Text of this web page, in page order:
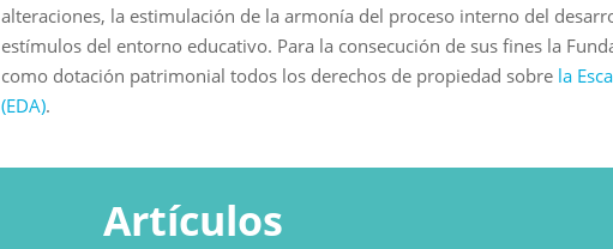
alteraciones, la estimulación de la armonía del proceso interno del
estímulos del entorno educativo. Para la consecución de sus fines la
como dotación patrimonial todos los derechos de propiedad sobre la
(EDA).
Artículos